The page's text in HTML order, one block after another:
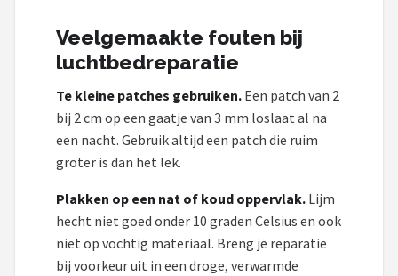
Veelgemaakte fouten bij
luchtbedreparatie
Te kleine patches gebruiken. Een patch van 2
bij 2 cm op een gaatje van 3 mm loslaat al na
een nacht. Gebruik altijd een patch die ruim
groter is dan het lek.
Plakken op een nat of koud oppervlak. Lijm
hecht niet goed onder 10 graden Celsius en ook
niet op vochtig materiaal. Breng je reparatie
bij voorkeur uit in een droge, verwarmde